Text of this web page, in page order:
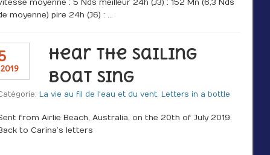
moyenne : 5 Nds meilleur 24h (J3) : 152 Mn (6,3 Nds
moyenne) pire 24h (J6) : …
Hear the Sailing
Boat Sing
La vie au fil de l'eau et du vent, Letters in a bottle
from Airlie Beach, Australia, on the 20th of July 2019.
to Carina’s letters